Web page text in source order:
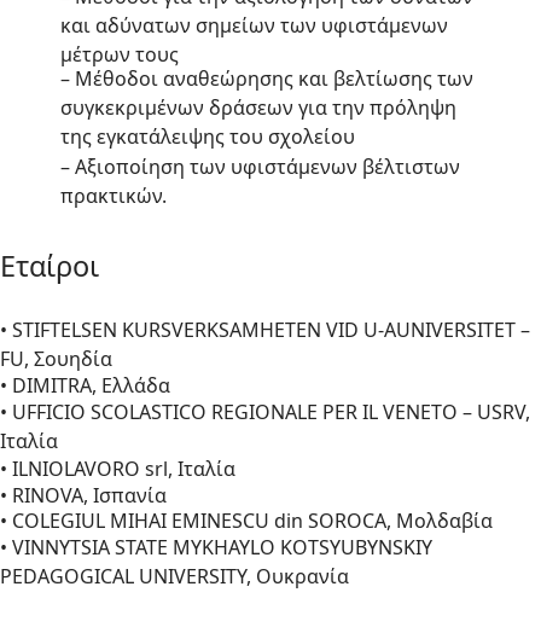
και αδύνατων σημείων των υφιστάμενων
μέτρων τους
– Μέθοδοι αναθεώρησης και βελτίωσης των
συγκεκριμένων δράσεων για την πρόληψη
της εγκατάλειψης του σχολείου
– Αξιοποίηση των υφιστάμενων βέλτιστων
πρακτικών.
Εταίροι
• STIFTELSEN KURSVERKSAMHETEN VID U-AUNIVERSITET –
FU, Σουηδία
• DIMITRA, Ελλάδα
• UFFICIO SCOLASTICO REGIONALE PER IL VENETO – USRV,
Ιταλία
• ILNIOLAVORO srl, Ιταλία
• RINOVA, Ισπανία
• COLEGIUL MIHAI EMINESCU din SOROCA, Μολδαβία
• VINNYTSIA STATE MYKHAYLO KOTSYUBYNSKIY
PEDAGOGICAL UNIVERSITY, Ουκρανία